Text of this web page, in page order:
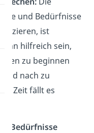
und Bedürfnisse
ist
kann hilfreich sein,
zu beginnen
nach zu
Zeit fällt es
Bedürfnisse